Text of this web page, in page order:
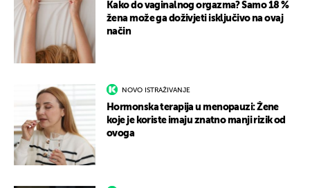
Kako do vaginalnog orgazma? Samo 18 %
žena može ga doživjeti isključivo na ovaj
način
NOVO ISTRAŽIVANJE
Hormonska terapija u menopauzi: Žene
koje je koriste imaju znatno manji rizik od
ovoga